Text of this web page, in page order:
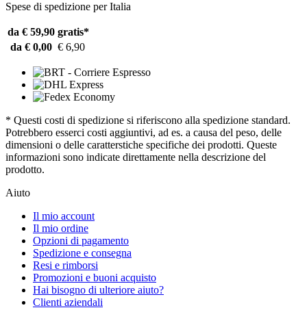
Spese di spedizione per Italia
da € 59,90 gratis*
da € 0,00 € 6,90
* Questi costi di spedizione si riferiscono alla spedizione standard.
Potrebbero esserci costi aggiuntivi, ad es. a causa del peso, delle
dimensioni o delle caratterstiche specifiche dei prodotti. Queste
informazioni sono indicate direttamente nella descrizione del
prodotto.
Aiuto
Il mio account
Il mio ordine
Opzioni di pagamento
Spedizione e consegna
Resi e rimborsi
Promozioni e buoni acquisto
Hai bisogno di ulteriore aiuto?
Clienti aziendali